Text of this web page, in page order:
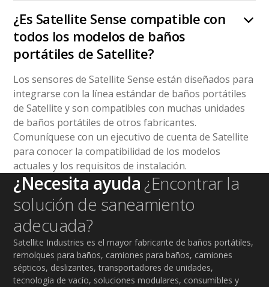
¿Es Satellite Sense compatible con
todos los modelos de baños
portátiles de Satellite?
Los sensores de Satellite Sense están diseñados para
integrarse con la línea estándar de baños portátiles
de Satellite y son compatibles con muchas unidades
de baños portátiles de otros fabricantes.
Comuníquese con un ejecutivo de cuenta de Satellite
para conocer la compatibilidad de los modelos
actuales y los requisitos de instalación.
¿Necesita ayuda¿Encontrar la
solución de saneamiento
adecuada?
Satellite Industries es el mayor fabricante de baños portátiles,
remolques para baños, camiones para baños, camiones
sépticos, deslizantes, transportadores de unidades,
tecnología de vacío, soluciones modulares, consumibles y